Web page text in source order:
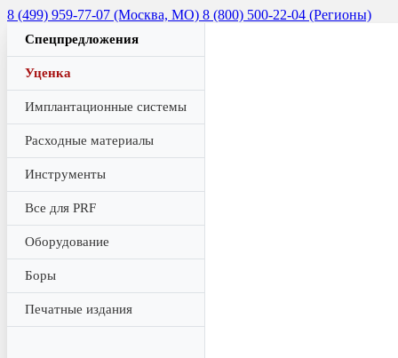
8 (499) 959-77-07 (Москва, МО) 8 (800) 500-22-04 (Регионы)
Спецпредложения
Уценка
Имплантационные системы
Расходные материалы
Инструменты
Все для PRF
Оборудование
Боры
Печатные издания